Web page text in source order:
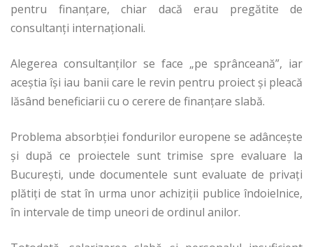
pentru finanţare, chiar dacă erau pregătite de
consultanţi internaţionali.
Alegerea consultanţilor se face „pe sprânceană”, iar
aceştia îşi iau banii care le revin pentru proiect şi pleacă
lăsând beneficiarii cu o cerere de finanţare slabă.
Problema absorbţiei fondurilor europene se adânceşte
şi după ce proiectele sunt trimise spre evaluare la
Bucureşti, unde documentele sunt evaluate de privaţi
plătiţi de stat în urma unor achiziţii publice îndoielnice,
în intervale de timp uneori de ordinul anilor.